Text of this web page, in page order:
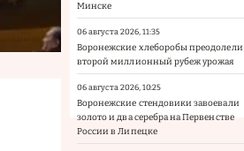
Минске
06 августа 2026, 11:35
Воронежские хлеборобы преодолели
второй миллионный рубеж урожая
06 августа 2026, 10:25
Воронежские стендовики завоевали
золото и два серебра на Первенстве
России в Липецке